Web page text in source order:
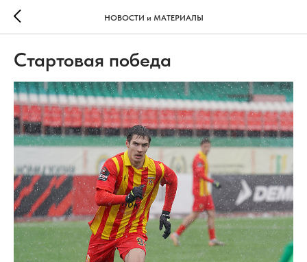
НОВОСТИ и МАТЕРИАЛЫ
Стартовая победа